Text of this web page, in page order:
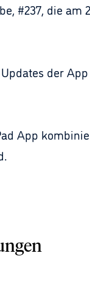
#237, die
der
App